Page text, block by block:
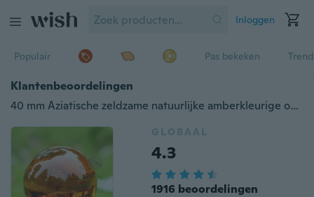
Inloggen
Populair Pas bekeken
Klantenbeoordelingen
40 mm Aziatische zeldzame natuurlijke amberkleurige obsidiaanbol met standaard grote kristallen bol helende steen
GLOBAAL
4.3
1916 beoordelingen